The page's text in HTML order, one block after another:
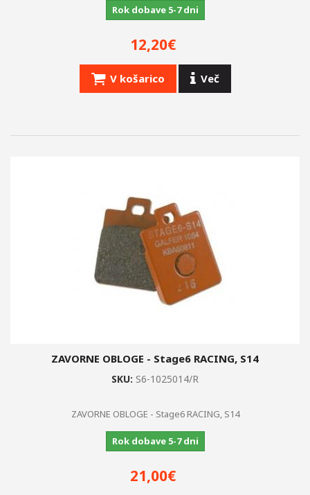
Rok dobave 5-7 dni
12,20€
V košarico Več
ZAVORNE OBLOGE - Stage6 RACING, S14
SKU: S6-1025014/R
ZAVORNE OBLOGE - Stage6 RACING, S14
Rok dobave 5-7 dni
21,00€